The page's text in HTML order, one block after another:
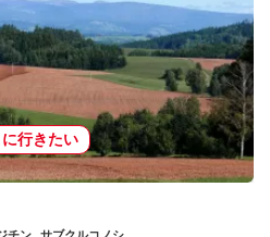
行きたい